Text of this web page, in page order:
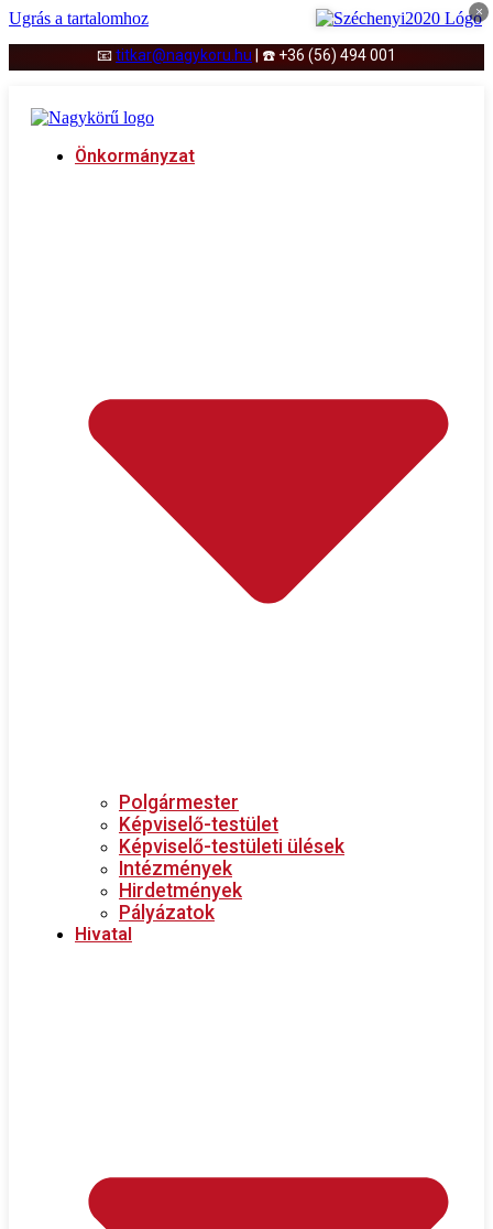
Ugrás a tartalomhoz
📧titkar@nagykoru.hu ☎️ +36 (56) 494 001
×
Önkormányzat
Polgármester
Képviselő-testület
Képviselő-testületi ülések
Intézmények
Hirdetmények
Pályázatok
Hivatal